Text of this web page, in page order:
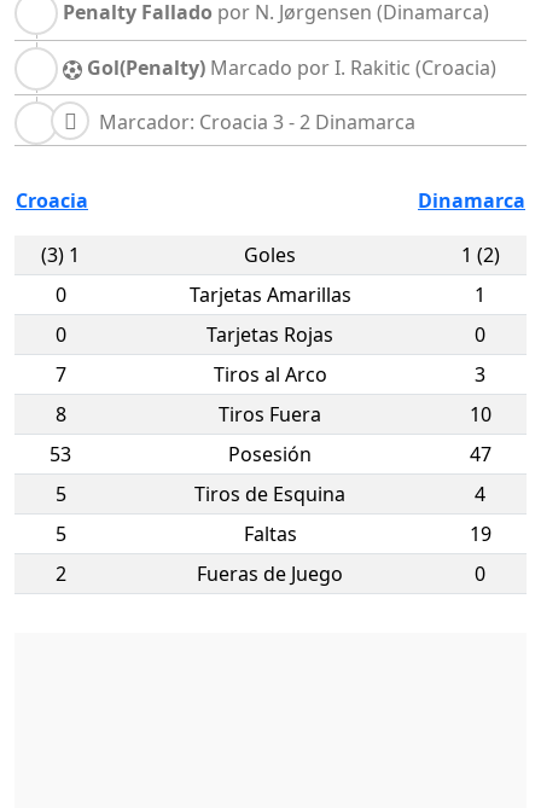
Penalty Fallado por N. Jørgensen (Dinamarca)
Gol(Penalty) Marcado por I. Rakitic (Croacia)
Marcador: Croacia 3 - 2 Dinamarca
Croacia Dinamarca
(3) 1 Goles
1 (2)
0
Tarjetas Amarillas
1
0
Tarjetas Rojas
0
7
Tiros al Arco
3
8
Tiros Fuera
10
53
Posesión
47
5
Tiros de Esquina
4
5
Faltas
19
2
Fueras de Juego 0